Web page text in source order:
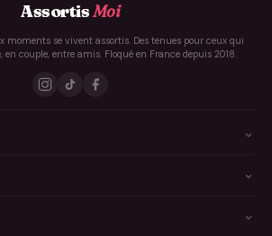
AssortisMoi
moments se vivent assortis. Des tenues pour ceux qui
couple, entre amis. Floqué en France depuis 2018.